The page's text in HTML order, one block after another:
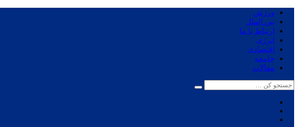
ورزش
بین الملل
ارتباط با ما
انرژی
اقتصادی
جامعه
مقالات